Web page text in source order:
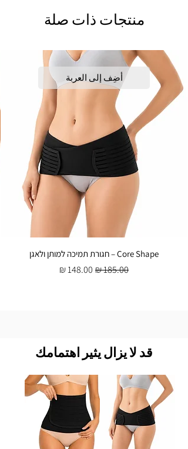
منتجات ذات صلة
أضِف إلى العربة
Core Shape – חגורת תמיכה למותן ולאגן
سعر عاديسعر البيع
قد لا يزال يثير اهتمامك